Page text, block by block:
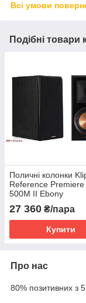
Всі умови
Подібні товари
Поличні колонки
Reference Premiere
500M II Ebony
27 360 ₴/пара
Купити
Про нас
80% позитивних з 5